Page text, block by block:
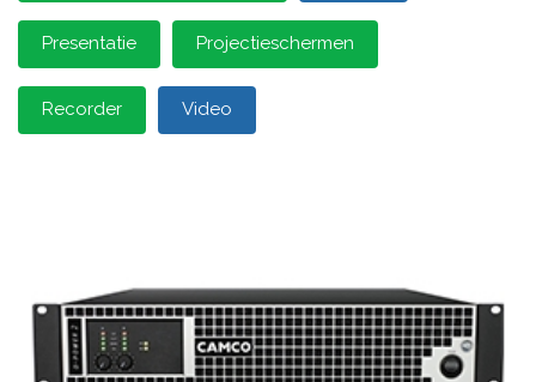
Presentatie Projectieschermen
Recorder Video